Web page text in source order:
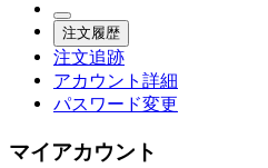
注文履歴
注文追跡
アカウント詳細
パスワード変更
マイアカウント